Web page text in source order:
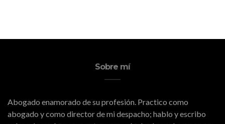
Sobre mí
Abogado enamorado de su profesión. Practico como
abogado y como director de mi despacho; hablo y escribo